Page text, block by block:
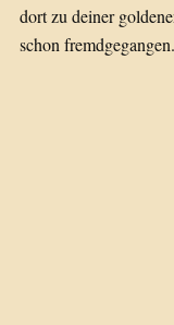
dort zu deiner
schon